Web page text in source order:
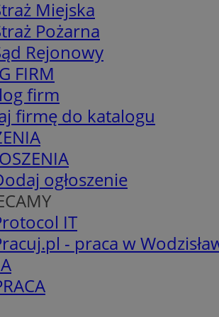
Miejska
Pożarna
Rejonowy
FIRM
firm
firmę do katalogu
ogłoszenie
IT
- praca w